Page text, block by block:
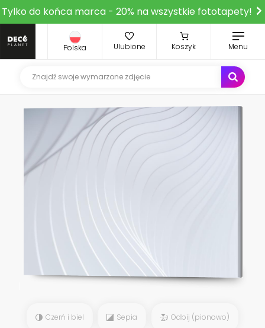
Tylko do końca marca - 20% na wszystkie fototapety!
Polska Ulubione Koszyk Menu
Czerń i biel Sepia Odbij (pionowo)